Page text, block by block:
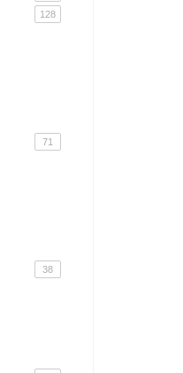
128
71
38